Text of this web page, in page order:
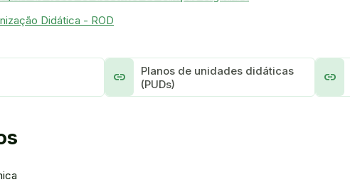
Didática - ROD
link
Planos de unidades didáticas
(PUDs)
link